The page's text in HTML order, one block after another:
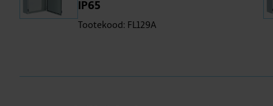
IP65
Tootekood: FL129A